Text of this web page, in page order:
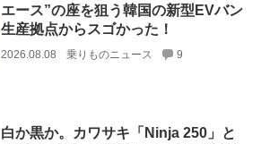
エース”の座を狙う韓国の新型EVバン
生産拠点からスゴかった！
2026.08.08 乗りものニュース 9
白か黒か。カワサキ「Ninja 250」と